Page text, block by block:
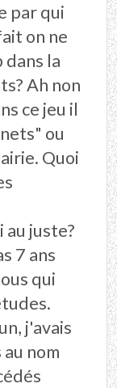
par qui
on ne
la
Ah non
ce jeu il
ou
Quoi
au juste?
7 ans
qui
j'avais
nom